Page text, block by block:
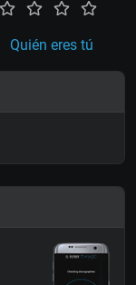
Quién eres tú